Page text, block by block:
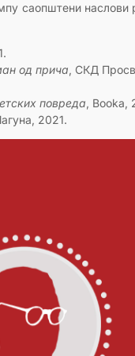
саопштени
од прича, СКД
повреда, Booka,
2021.